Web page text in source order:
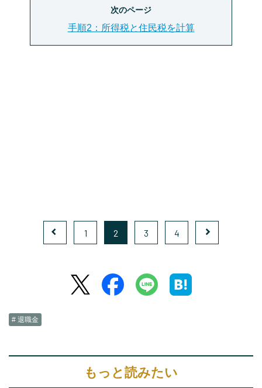
次のページ
手順2：所得税と住民税を計算
1 2 3 4
# 退職金
もっと読みたい